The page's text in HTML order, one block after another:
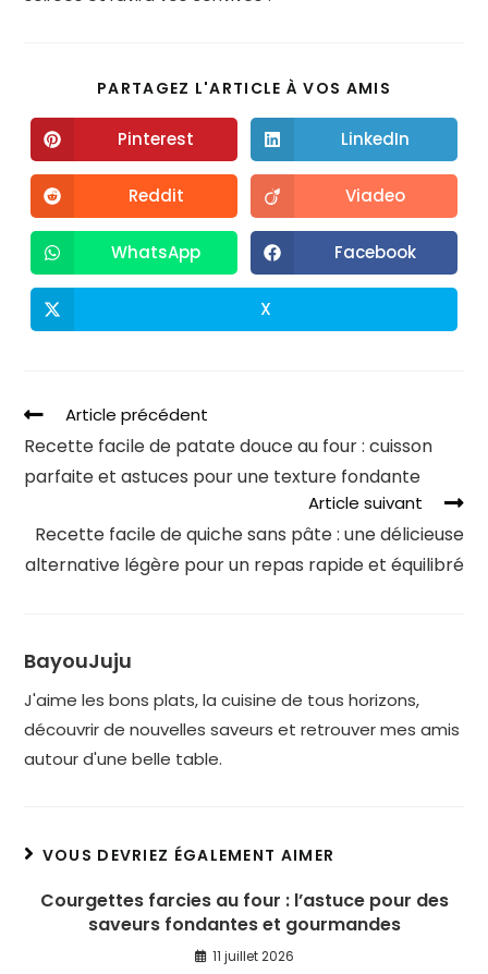
PARTAGEZ L'ARTICLE À VOS AMIS
Pinterest LinkedIn
Reddit Viadeo
WhatsApp Facebook
X
Article précédent
Recette facile de patate douce au four : cuisson
parfaite et astuces pour une texture fondante
Article suivant
Recette facile de quiche sans pâte : une délicieuse
alternative légère pour un repas rapide et équilibré
BayouJuju
J'aime les bons plats, la cuisine de tous horizons,
découvrir de nouvelles saveurs et retrouver mes amis
autour d'une belle table.
VOUS DEVRIEZ ÉGALEMENT AIMER
Courgettes farcies au four : l’astuce pour des
saveurs fondantes et gourmandes
11 juillet 2026